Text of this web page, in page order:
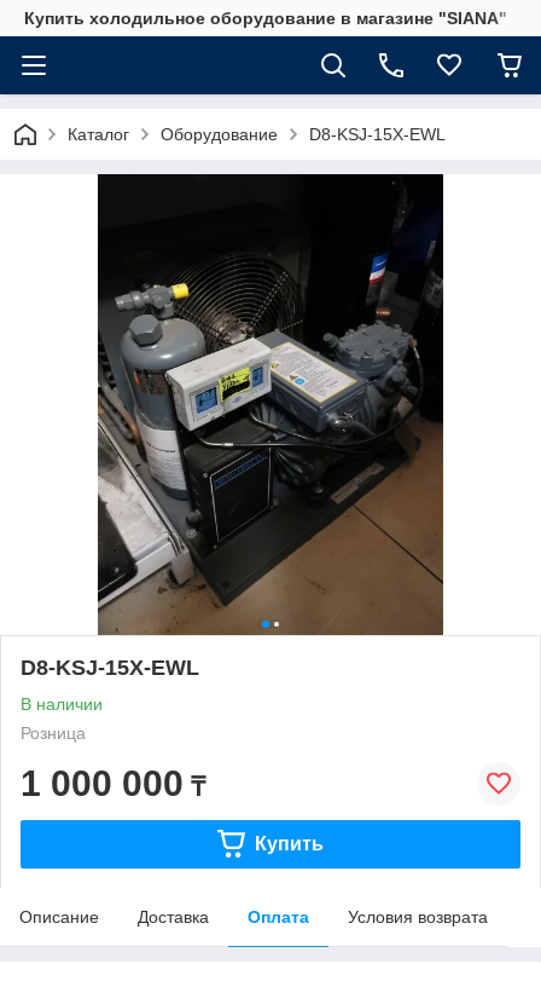
Купить холодильное оборудование в магазине "SIANA"
Каталог Оборудование D8-KSJ-15X-EWL
D8-KSJ-15X-EWL
В наличии
Розница
1 000 000 ₸
Купить
Описание Доставка Оплата Условия возврата